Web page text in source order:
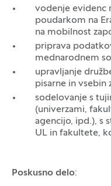
vodenje evidenc
poudarkom na
na mobilnost
priprava
mednarodnem
upravljanje
pisarne in vsebin
sodelovanje s
(univerzami,
agencijo, ipd.), s
UL in fakultete,
Poskusno delo: